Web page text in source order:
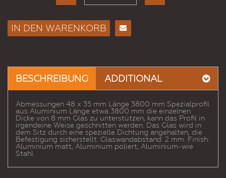
IN DEN WARENKORB
Freund
BESCHREIBUNG ADDITIONAL
Abmessungen 48 x 35 mm Länge 3800 mm Spezialprofil
aus Aluminium Länge etwa 3800 mm die einzelnen
Dicke von 8 mm Glas zu unterstützen, kann das Profil in
irgendeine Weise geschnitten werden. Das Glas wird in
dem Sitz durch eine spezielle Dichtung angehalten, die
Befestigung sicherstellt. Glaswandabstand: 2 mm. Finish:
Aluminium matt, Aluminium poliert, Aluminium-wie
Stahl